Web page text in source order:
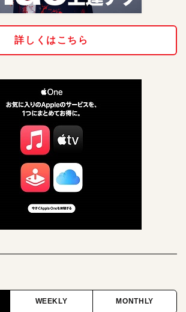
詳しくはこちら
WEEKLY MONTHLY